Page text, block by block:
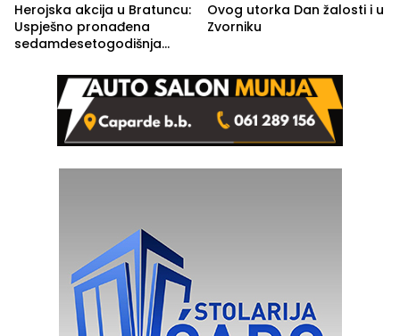
Herojska akcija u Bratuncu:
Uspješno pronađena
sedamdesetogodišnja
Kravice.
Ovog utorka Dan žalosti i u
Zvorniku